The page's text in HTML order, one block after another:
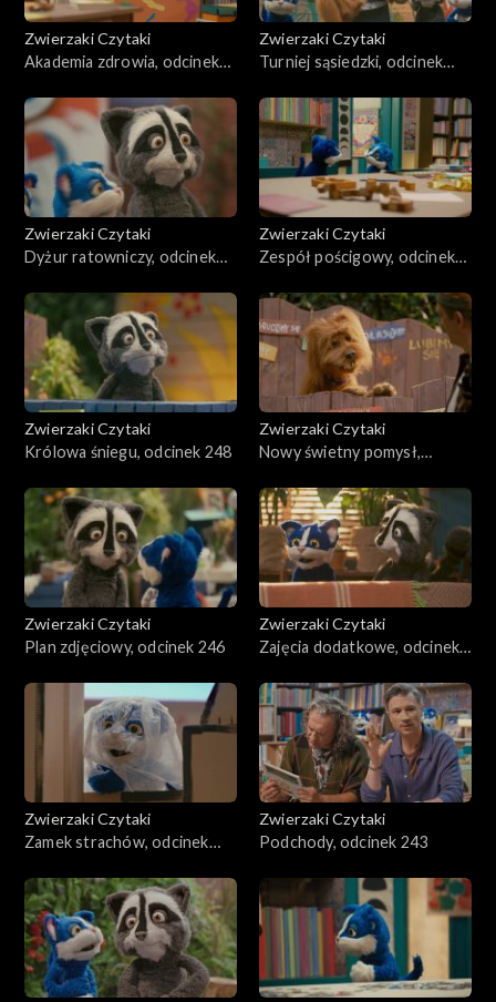
Zwierzaki Czytaki
Akademia zdrowia, odcinek
Zwierzaki Czytaki
Turniej sąsiedzki, odcinek
Zwierzaki Czytaki
Dyżur ratowniczy, odcinek
Zwierzaki Czytaki
Zespół pościgowy, odcinek
Zwierzaki Czytaki
Królowa śniegu, odcinek 248
Zwierzaki Czytaki
Nowy świetny pomysł,
Zwierzaki Czytaki
Plan zdjęciowy, odcinek 246
Zwierzaki Czytaki
Zajęcia dodatkowe, odcinek
Zwierzaki Czytaki
Zamek strachów, odcinek
Zwierzaki Czytaki
Podchody, odcinek 243